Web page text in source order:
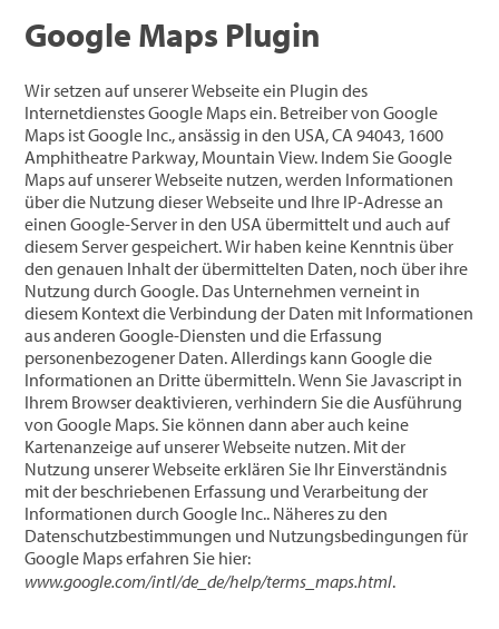
Google Maps Plugin
Wir setzen auf unserer Webseite ein Plugin des
Internetdienstes Google Maps ein. Betreiber von Google
Maps ist Google Inc., ansässig in den USA, CA 94043, 1600
Amphitheatre Parkway, Mountain View. Indem Sie Google
Maps auf unserer Webseite nutzen, werden Informationen
über die Nutzung dieser Webseite und Ihre IP-Adresse an
einen Google-Server in den USA übermittelt und auch auf
diesem Server gespeichert. Wir haben keine Kenntnis über
den genauen Inhalt der übermittelten Daten, noch über ihre
Nutzung durch Google. Das Unternehmen verneint in
diesem Kontext die Verbindung der Daten mit Informationen
aus anderen Google-Diensten und die Erfassung
personenbezogener Daten. Allerdings kann Google die
Informationen an Dritte übermitteln. Wenn Sie Javascript in
Ihrem Browser deaktivieren, verhindern Sie die Ausführung
von Google Maps. Sie können dann aber auch keine
Kartenanzeige auf unserer Webseite nutzen. Mit der
Nutzung unserer Webseite erklären Sie Ihr Einverständnis
mit der beschriebenen Erfassung und Verarbeitung der
Informationen durch Google Inc.. Näheres zu den
Datenschutzbestimmungen und Nutzungsbedingungen für
Google Maps erfahren Sie hier:
www.google.com/intl/de_de/help/terms_maps.html.